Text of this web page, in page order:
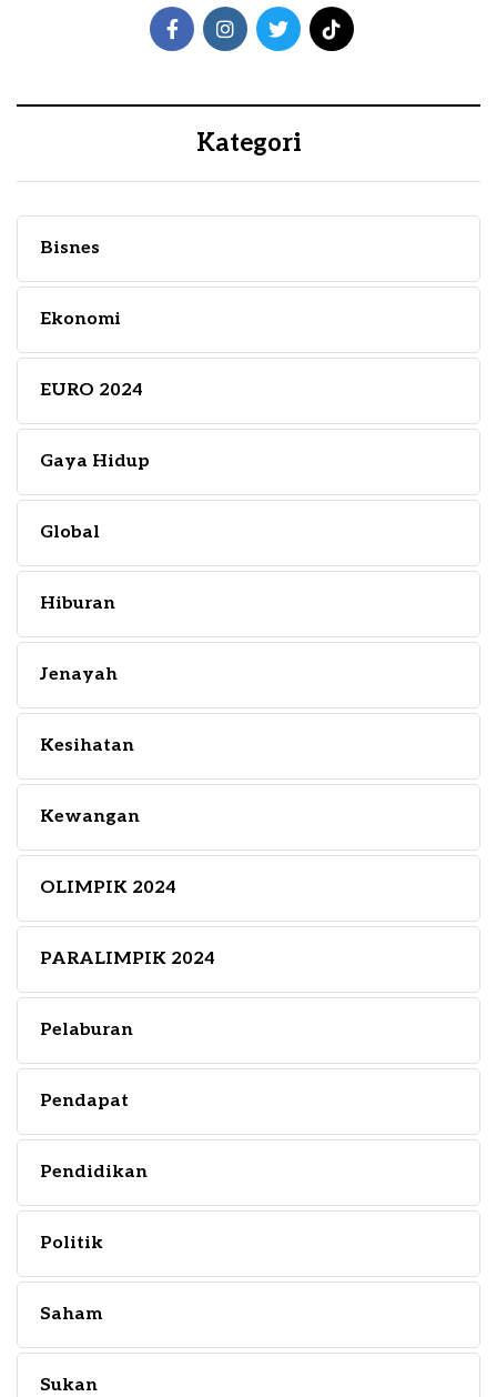
Kategori
Bisnes
Ekonomi
EURO 2024
Gaya Hidup
Global
Hiburan
Jenayah
Kesihatan
Kewangan
OLIMPIK 2024
PARALIMPIK 2024
Pelaburan
Pendapat
Pendidikan
Politik
Saham
Sukan